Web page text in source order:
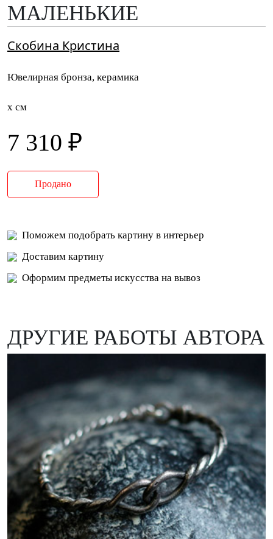
МАЛЕНЬКИЕ
Скобина Кристина
Ювелирная бронза, керамика
x см
7 310 ₽
Продано
Поможем подобрать картину в интерьер
Доставим картину
Оформим предметы искусства на вывоз
ДРУГИЕ РАБОТЫ АВТОРА